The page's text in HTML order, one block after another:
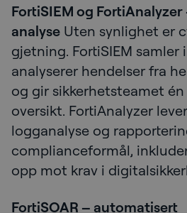
FortiSIEM og
analyse Uten synlighet er
gjetning. FortiSIEM samler
analyserer hendelser fra
og gir sikkerhetsteamet
oversikt. FortiAnalyzer
logganalyse og
complianceformål,
opp mot krav i
FortiSOAR – automatisert